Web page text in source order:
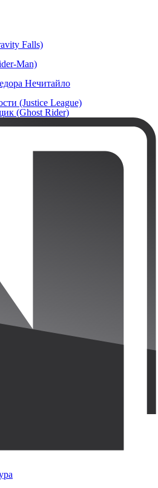
Falls)
Man)
Нечитайло
(Justice League)
(Ghost Rider)